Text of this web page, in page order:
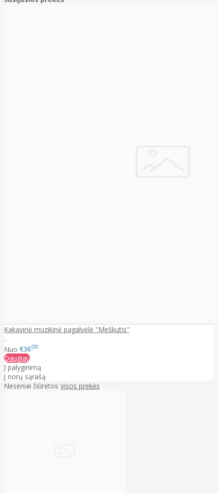
Kakavinė muzikinė pagalvėlė "Meškutis"
..
Nuo €3600
Daugiau
Į palyginimą
Į norų sąrašą
Neseniai žiūrėtos Visos prekės